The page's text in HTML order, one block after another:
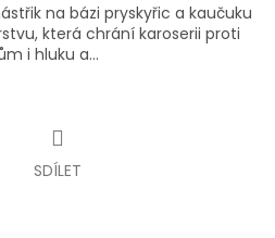
na bázi pryskyřic a kaučuku
která chrání karoserii proti
i hluku a…
SDÍLET